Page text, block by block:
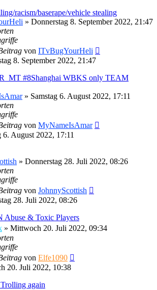
racism/baserape/vehicle stealing
» Donnerstag 8. September 2022, 21:47
von ITvBugYourHeli
8. September 2022, 21:47
#8Shanghai WBKS only TEAM
» Samstag 6. August 2022, 17:11
von MyNameIsAmar
6. August 2022, 17:11
» Donnerstag 28. Juli 2022, 08:26
von JohnnyScottish
28. Juli 2022, 08:26
& Toxic Players
» Mittwoch 20. Juli 2022, 09:34
von Elfe1090
20. Juli 2022, 10:38
again